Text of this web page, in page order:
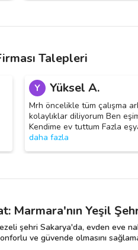
Talepleri
Y Yüksel A.
Mrh öncelikle tüm çalışma
kolaylıklar diliyorum Ben
Kendime ev tuttum Fazla
daha fazla
Marmara'nın Yeşil
şehri Sakarya'da, evden eve
konforlu ve güvende olmasını